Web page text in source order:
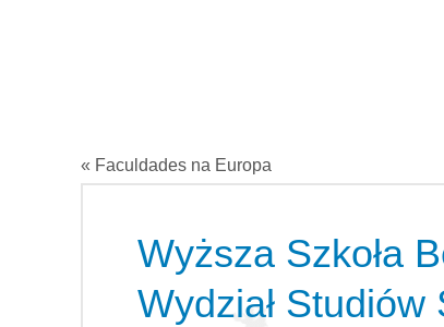
« Faculdades na Europa
Wyższa Szkoła
Wydział Studiów